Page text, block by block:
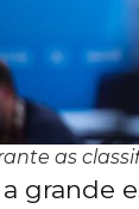
as
a grande